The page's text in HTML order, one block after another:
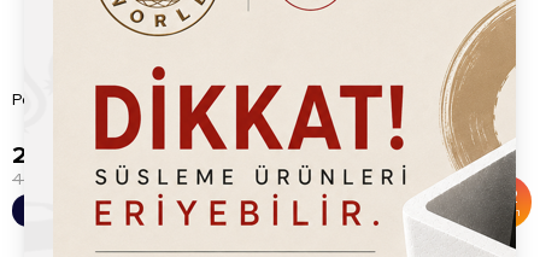
Petit Beurre Bisküvi Tozu 1kg
%38
İndirim
249.20 TL
400.00
Sepete Ekle
Premium Kremasız Kakaolu
Bisküvi (4.5kg)
% 32
İndirim
1,554.00 TL
2,300.00 TL
Sepete Ekle